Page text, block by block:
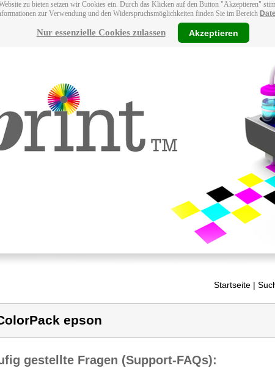
zu bieten setzen wir Cookies ein. Durch das Klicken auf den Button "Akzeptieren"
zur Verwendung und den Widerspruchsmöglichkeiten finden Sie im Bereich
Nur essenzielle Cookies zulassen Akzeptieren
Startseite |
epson
gestellte Fragen (Support-FAQs):